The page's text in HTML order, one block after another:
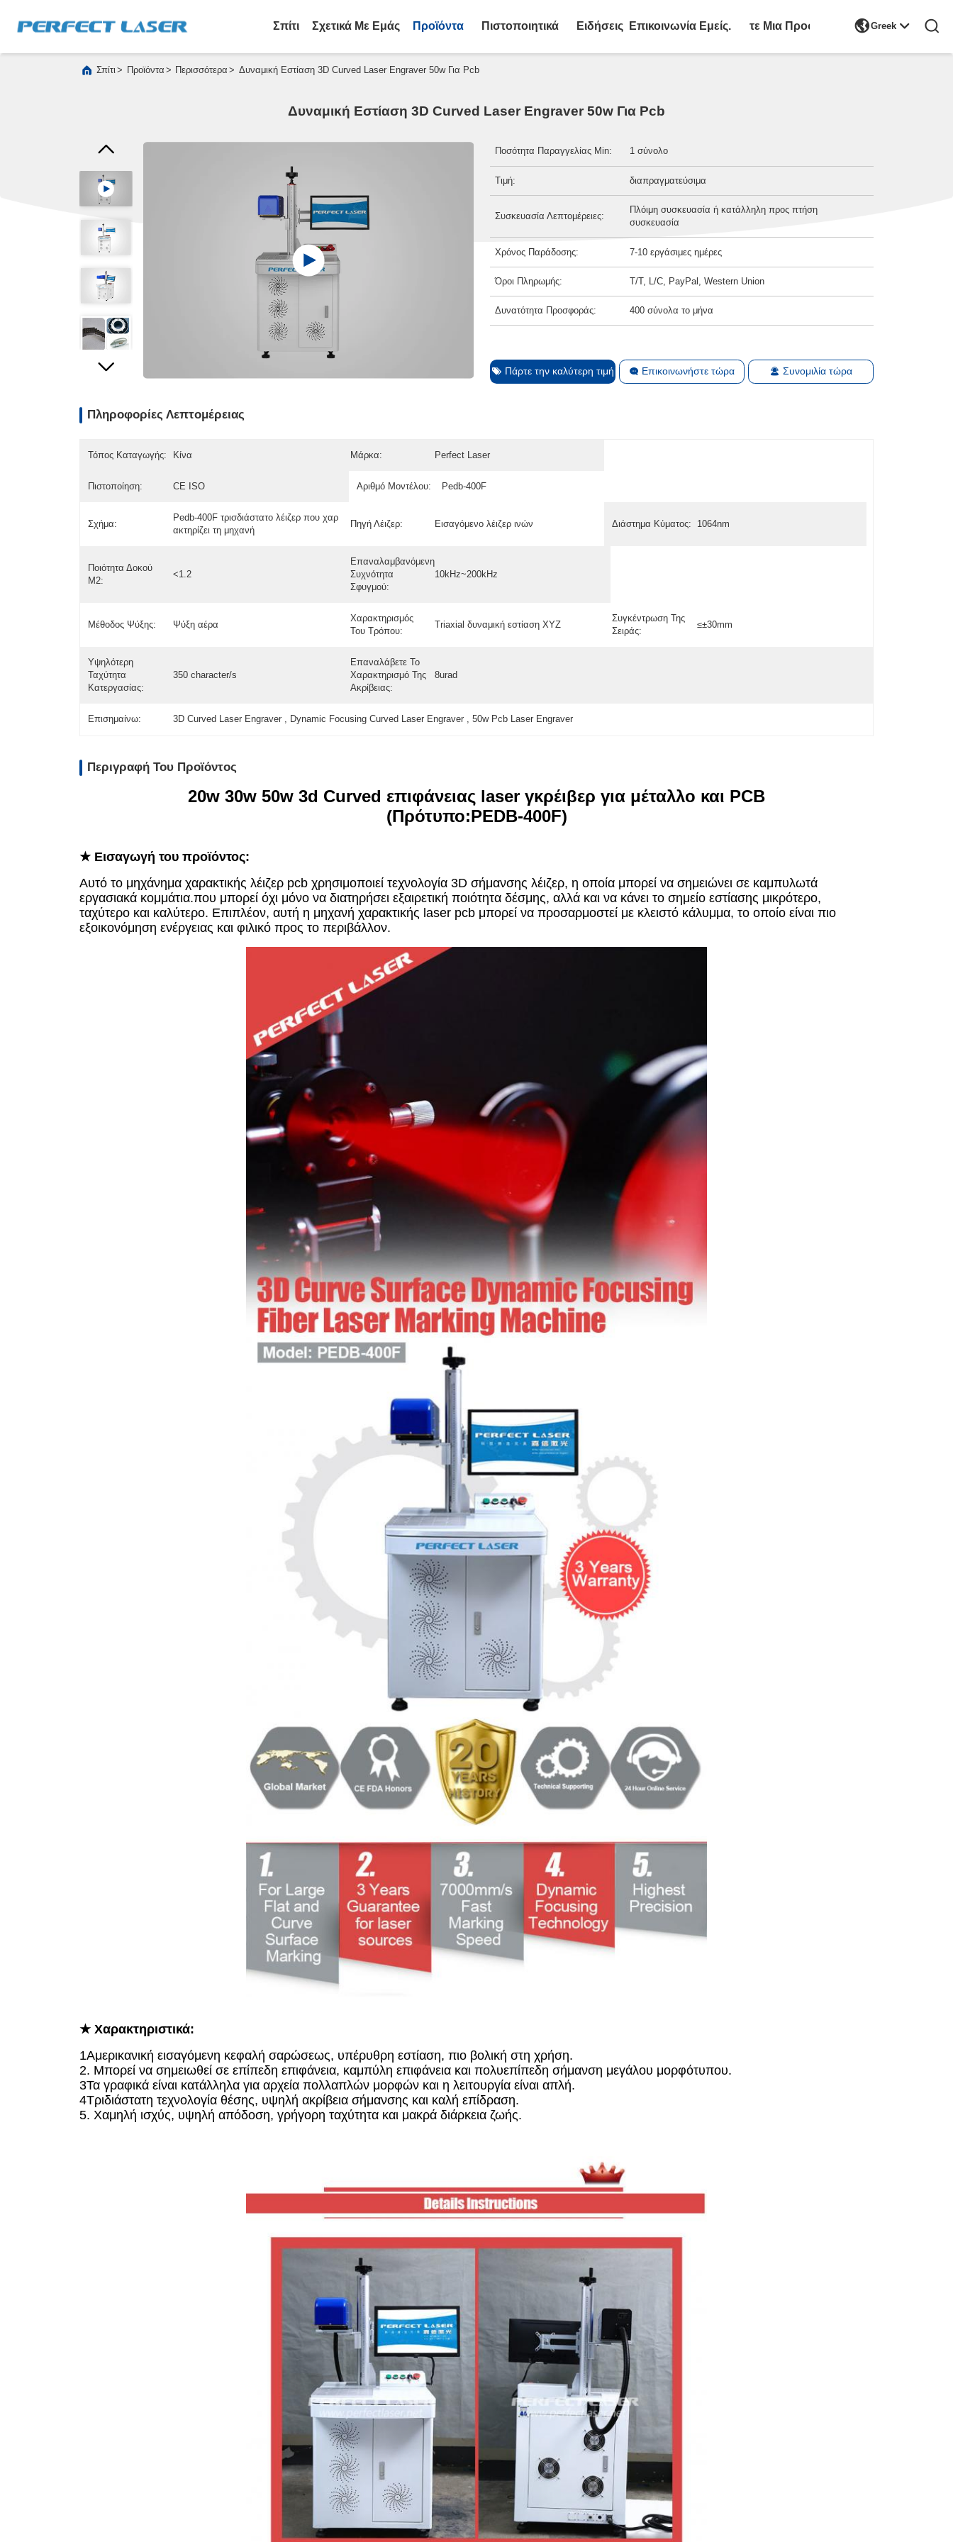
Σπίτι Σχετικά Με Εμάς Προϊόντα Πιστοποιητικά Ειδήσεις Επικοινωνία Εμείς.Ζητήστε Μια Προσφορά Greek 
Σπίτι > Προϊόντα > Περισσότερα > Δυναμική Εστίαση 3D Curved Laser Engraver 50w Για Pcb
Δυναμική Εστίαση 3D Curved Laser Engraver 50w Για Pcb
Ποσότητα Παραγγελίας Min: 1 σύνολο
Τιμή: διαπραγματεύσιμα
Συσκευασία Λεπτομέρειες:
Πλόιμη συσκευασία ή κατάλληλη προς πτήση
συσκευασία
Χρόνος Παράδοσης: 7-10 εργάσιμες ημέρες
Όροι Πληρωμής: T/T, L/C, PayPal, Western Union
Δυνατότητα Προσφοράς: 400 σύνολα το μήνα
Πάρτε την καλύτερη τιμή Επικοινωνήστε τώρα Συνομιλία τώρα
Πληροφορίες Λεπτομέρειας
Τόπος Καταγωγής: Κίνα Μάρκα: Perfect Laser
Πιστοποίηση: CE ISO Αριθμό Μοντέλου: Pedb-400F
Σχήμα:
Pedb-400F τρισδιάστατο λέιζερ που χαρ
ακτηρίζει τη μηχανή
Πηγή Λέιζερ: Εισαγόμενο λέιζερ ινών Διάστημα Κύματος: 1064nm
Ποιότητα Δοκού
M2:
<1.2
Επαναλαμβανόμενη
Συχνότητα
Σφυγμού:
10kHz~200kHz
Μέθοδος Ψύξης: Ψύξη αέρα
Χαρακτηρισμός
Του Τρόπου:
Triaxial δυναμική εστίαση XYZ
Συγκέντρωση Της
Σειράς:
≤±30mm
Υψηλότερη
Ταχύτητα
Κατεργασίας:
350 character/s
Επαναλάβετε Το
Χαρακτηρισμό Της
Ακρίβειας:
8urad
Επισημαίνω: 3D Curved Laser Engraver , Dynamic Focusing Curved Laser Engraver , 50w Pcb Laser Engraver
Περιγραφή Του Προϊόντος
20w 30w 50w 3d Curved επιφάνειας laser γκρέιβερ για μέταλλο και PCB
(Πρότυπο:PEDB-400F)
★ Εισαγωγή του προϊόντος:
Αυτό το μηχάνημα χαρακτικής λέιζερ pcb χρησιμοποιεί τεχνολογία 3D σήμανσης λέιζερ, η οποία μπορεί να σημειώνει σε καμπυλωτά
εργασιακά κομμάτια.που μπορεί όχι μόνο να διατηρήσει εξαιρετική ποιότητα δέσμης, αλλά και να κάνει το σημείο εστίασης μικρότερο,
ταχύτερο και καλύτερο. Επιπλέον, αυτή η μηχανή χαρακτικής laser pcb μπορεί να προσαρμοστεί με κλειστό κάλυμμα, το οποίο είναι πιο
εξοικονόμηση ενέργειας και φιλικό προς το περιβάλλον.
★ Χαρακτηριστικά:
1Αμερικανική εισαγόμενη κεφαλή σαρώσεως, υπέρυθρη εστίαση, πιο βολική στη χρήση.
2. Μπορεί να σημειωθεί σε επίπεδη επιφάνεια, καμπύλη επιφάνεια και πολυεπίπεδη σήμανση μεγάλου μορφότυπου.
3Τα γραφικά είναι κατάλληλα για αρχεία πολλαπλών μορφών και η λειτουργία είναι απλή.
4Τριδιάστατη τεχνολογία θέσης, υψηλή ακρίβεια σήμανσης και καλή επίδραση.
5. Χαμηλή ισχύς, υψηλή απόδοση, γρήγορη ταχύτητα και μακρά διάρκεια ζωής.